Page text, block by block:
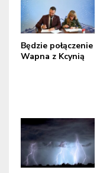
Będzie połączenie
Wapna z Kcynią